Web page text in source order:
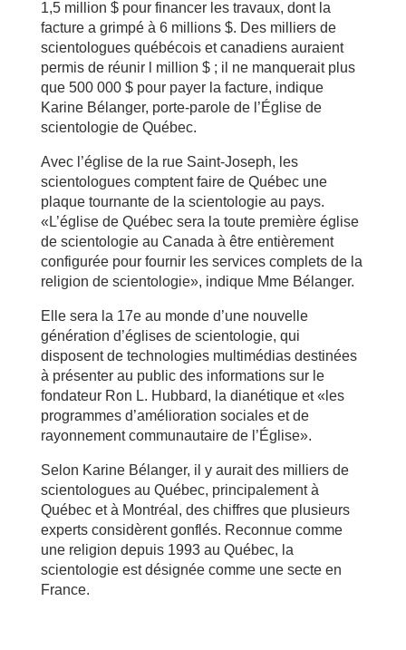
1,5 million $ pour financer les travaux, dont la
facture a grimpé à 6 millions $. Des milliers de
scientologues québécois et canadiens auraient
permis de réunir l million $ ; il ne manquerait plus
que 500 000 $ pour payer la facture, indique
Karine Bélanger, porte-parole de l’Église de
scientologie de Québec.
Avec l’église de la rue Saint-Joseph, les
scientologues comptent faire de Québec une
plaque tournante de la scientologie au pays.
«L’église de Québec sera la toute première église
de scientologie au Canada à être entièrement
configurée pour fournir les services complets de la
religion de scientologie», indique Mme Bélanger.
Elle sera la 17e au monde d’une nouvelle
génération d’églises de scientologie, qui
disposent de technologies multimédias destinées
à présenter au public des informations sur le
fondateur Ron L. Hubbard, la dianétique et «les
programmes d’amélioration sociales et de
rayonnement communautaire de l’Église».
Selon Karine Bélanger, il y aurait des milliers de
scientologues au Québec, principalement à
Québec et à Montréal, des chiffres que plusieurs
experts considèrent gonflés. Reconnue comme
une religion depuis 1993 au Québec, la
scientologie est désignée comme une secte en
France.